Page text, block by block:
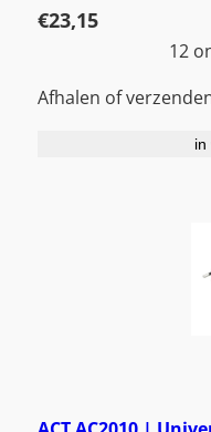
€23,15
12
Afhalen of
in